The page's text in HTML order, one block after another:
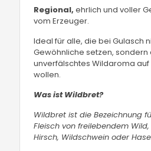
Regional, ehrlich und voller
vom Erzeuger.
Ideal für alle, die bei Gulasch
Gewöhnliche setzen, sondern
unverfälschtes Wildaroma
wollen.
Was ist Wildbret?
Wildbret ist die Bezeichnung
Fleisch von freilebendem Wild,
Hirsch, Wildschwein oder